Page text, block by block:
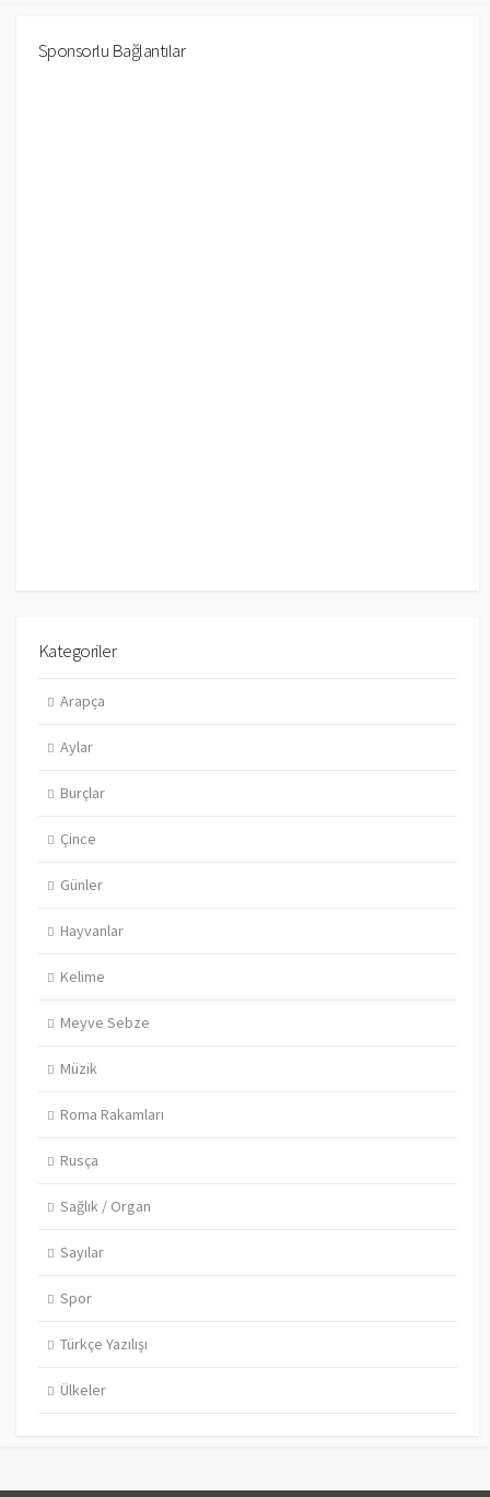
Sponsorlu Bağlantılar
Kategoriler
Arapça
Aylar
Burçlar
Çince
Günler
Hayvanlar
Kelime
Meyve Sebze
Müzik
Roma Rakamları
Rusça
Sağlık / Organ
Sayılar
Spor
Türkçe Yazılışı
Ülkeler